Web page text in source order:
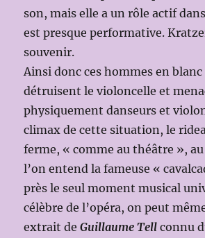
son, mais elle a un rôle actif
est presque performative.
souvenir.
Ainsi donc ces hommes en
détruisent le violoncelle et
physiquement danseurs et
climax de cette situation, le
ferme, « comme au théâtre »,
l’on entend la fameuse «
près le seul moment musical
célèbre de l’opéra, on peut
extrait deGuillaume Tell connu